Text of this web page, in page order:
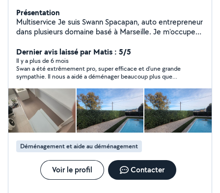
Présentation
Multiservice Je suis Swann Spacapan, auto entrepreneur
dans plusieurs domaine basé à Marseille. Je m'occupe
d'électricité de plomberie peinture placo... afin de
répondre à divers besoins de mes clients. J'interviens
aussi pour le débarras de chantiers et de tout autre
chose, offrant ainsi une solution complète pour tous vos
projets.
Dernier avis laissé par Matis : 5/5
Il y a plus de 6 mois
Swan a été extrêmement pro, super efficace et d’une grande
sympathie. Il nous a aidé a déménager beaucoup plus que
emménagement. Je recommande sans hésiter à 100% !
Déménagement et aide au déménagement
Voir le profil Contacter